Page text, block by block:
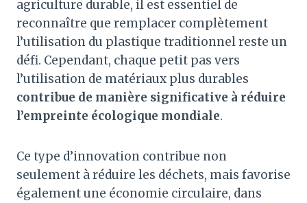
agriculture durable, il est essentiel de
reconnaître que remplacer complètement
l’utilisation du plastique traditionnel reste un
défi. Cependant, chaque petit pas vers
l’utilisation de matériaux plus durables
contribue de manière significative à réduire
l’empreinte écologique mondiale.
Ce type d’innovation contribue non
seulement à réduire les déchets, mais favorise
également une économie circulaire, dans